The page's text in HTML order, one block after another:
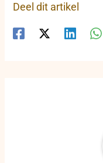
Deel dit artikel